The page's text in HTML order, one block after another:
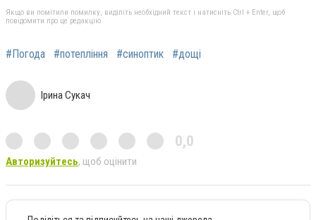
Якщо ви помітили помилку, виділіть необхідний текст і натисніть Ctrl + Enter, щоб
повідомити про це редакцію
#Погода #потепління #синоптик #дощі
Ірина Сукач
0,0
Авторизуйтесь, щоб оцінити